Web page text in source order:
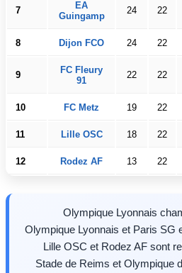
7
EA
Guingamp
24 22
8 Dijon FCO 24 22
9
FC Fleury
91
22 22
10 FC Metz 19 22
11 Lille OSC 18 22
12 Rodez AF 13 22
Olympique Lyonnais
Olympique Lyonnais et Paris SG
Lille OSC et Rodez AF sont
Stade de Reims et Olympique